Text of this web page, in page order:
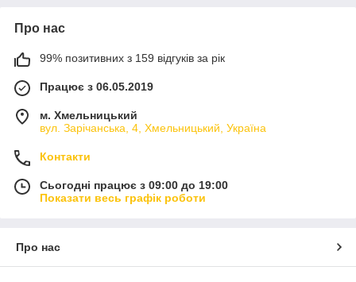
Про нас
99% позитивних з 159 відгуків за рік
Працює з 06.05.2019
м. Хмельницький
вул. Зарічанська, 4, Хмельницький, Україна
Контакти
Сьогодні працює з 09:00 до 19:00
Показати весь графік роботи
Про нас